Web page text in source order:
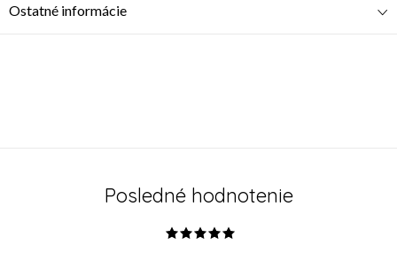
Ostatné informácie
Posledné hodnotenie